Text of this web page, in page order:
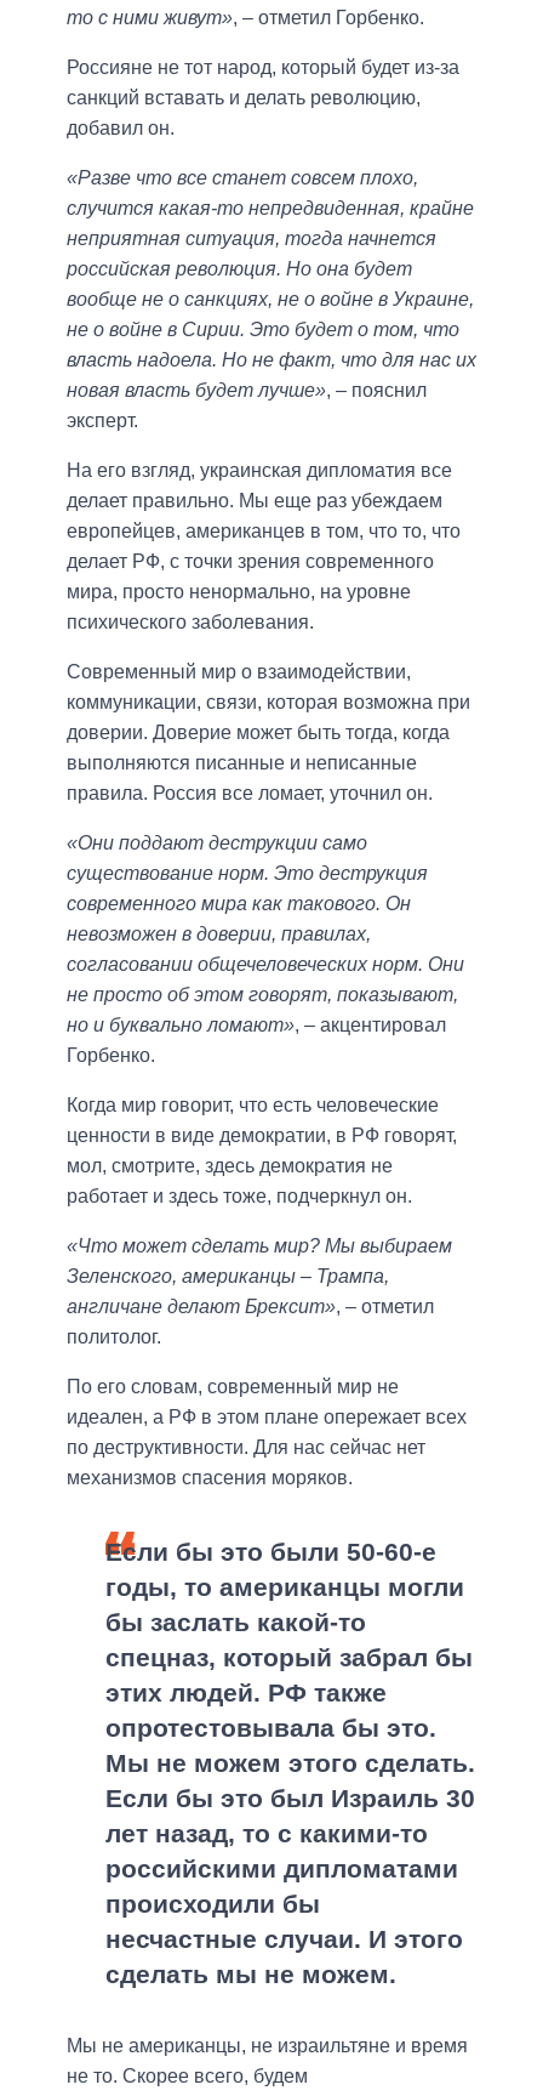
то с ними живут», – отметил Горбенко.
Россияне не тот народ, который будет из-за
санкций вставать и делать революцию,
добавил он.
«Разве что все станет совсем плохо,
случится какая-то непредвиденная, крайне
неприятная ситуация, тогда начнется
российская революция. Но она будет
вообще не о санкциях, не о войне в Украине,
не о войне в Сирии. Это будет о том, что
власть надоела. Но не факт, что для нас их
новая власть будет лучше», – пояснил
эксперт.
На его взгляд, украинская дипломатия все
делает правильно. Мы еще раз убеждаем
европейцев, американцев в том, что то, что
делает РФ, с точки зрения современного
мира, просто ненормально, на уровне
психического заболевания.
Современный мир о взаимодействии,
коммуникации, связи, которая возможна при
доверии. Доверие может быть тогда, когда
выполняются писанные и неписанные
правила. Россия все ломает, уточнил он.
«Они поддают деструкции само
существование норм. Это деструкция
современного мира как такового. Он
невозможен в доверии, правилах,
согласовании общечеловеческих норм. Они
не просто об этом говорят, показывают,
но и буквально ломают», – акцентировал
Горбенко.
Когда мир говорит, что есть человеческие
ценности в виде демократии, в РФ говорят,
мол, смотрите, здесь демократия не
работает и здесь тоже, подчеркнул он.
«Что может сделать мир? Мы выбираем
Зеленского, американцы – Трампа,
англичане делают Брексит», – отметил
политолог.
По его словам, современный мир не
идеален, а РФ в этом плане опережает всех
по деструктивности. Для нас сейчас нет
механизмов спасения моряков.
Если бы это были 50-60-е
годы, то американцы могли
бы заслать какой-то
спецназ, который забрал бы
этих людей. РФ также
опротестовывала бы это.
Мы не можем этого сделать.
Если бы это был Израиль 30
лет назад, то с какими-то
российскими дипломатами
происходили бы
несчастные случаи. И этого
сделать мы не можем.
Мы не американцы, не израильтяне и время
не то. Скорее всего, будем